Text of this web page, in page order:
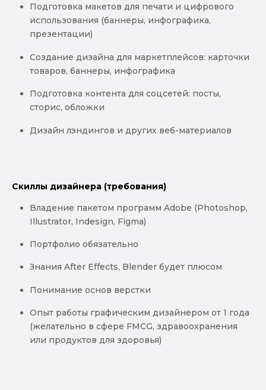
Подготовка макетов для печати и цифрового
использования (баннеры, инфографика,
презентации)
Создание дизайна для маркетплейсов: карточки
товаров, баннеры, инфографика
Подготовка контента для соцсетей: посты,
сторис, обложки
Дизайн лэндингов и других веб-материалов
Скиллы дизайнера (требования)
Владение пакетом программ Adobe (Photoshop,
Illustrator, Indesign, Figma)
Портфолио обязательно
Знания After Effects, Blender будет плюсом
Понимание основ верстки
Опыт работы графическим дизайнером от 1 года
(желательно в сфере FMCG, здравоохранения
или продуктов для здоровья)